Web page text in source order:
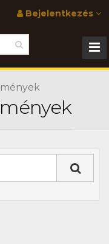
Bejelentkezés